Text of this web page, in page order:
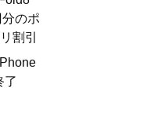
のポ
割引
了